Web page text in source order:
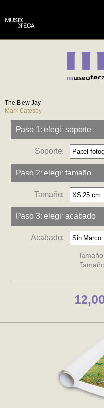
The Blew Jay
Mark Catesby
Paso 1: elegir soporte
Soporte:
Paso 2: elegir tamaño
Tamaño:
Paso 3: elegir acabado
Acabado: